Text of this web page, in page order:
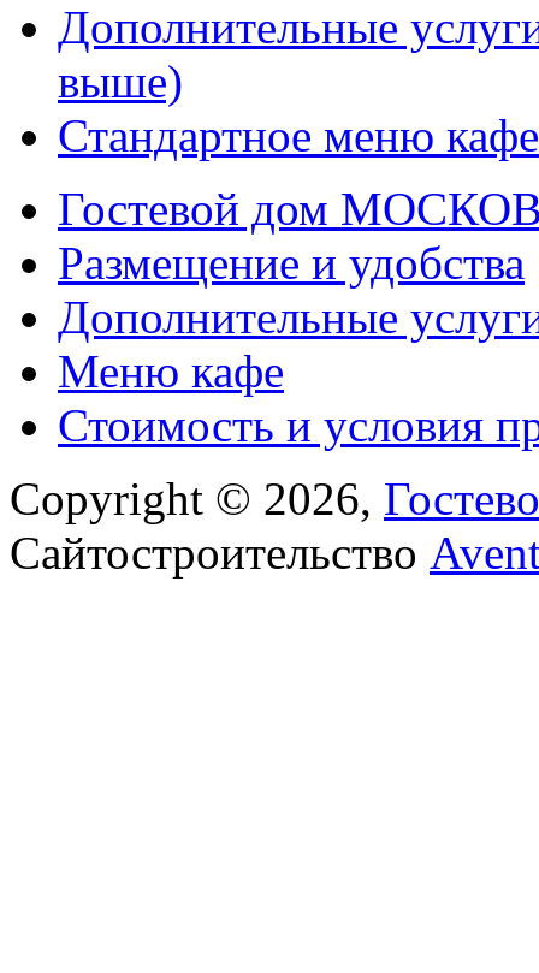
Дополнительные
выше)
Стандартное меню кафе
Гостевой дом
Размещение и удобства
Дополнительные
Меню кафе
Стоимость и условия
Copyright © 2026,
Сайтостроительство